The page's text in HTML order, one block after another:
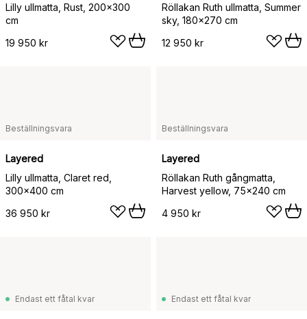
Lilly ullmatta, Rust, 200x300
cm
19 950 kr
Röllakan Ruth ullmatta, Summer
sky, 180x270 cm
12 950 kr
Beställningsvara
Layered
Lilly ullmatta, Claret red,
300x400 cm
36 950 kr
Beställningsvara
Layered
Röllakan Ruth gångmatta,
Harvest yellow, 75x240 cm
4 950 kr
Endast ett fåtal kvar Endast ett fåtal kvar